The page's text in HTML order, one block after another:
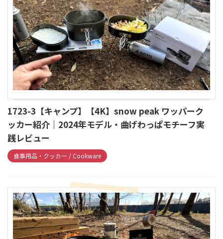
1723-3【キャンプ】【4K】snow peak ワッパーク
ッカー紹介｜2024年モデル・曲げわっぱモチーフ実
践レビュー
食事用品・クッカー / Cookware